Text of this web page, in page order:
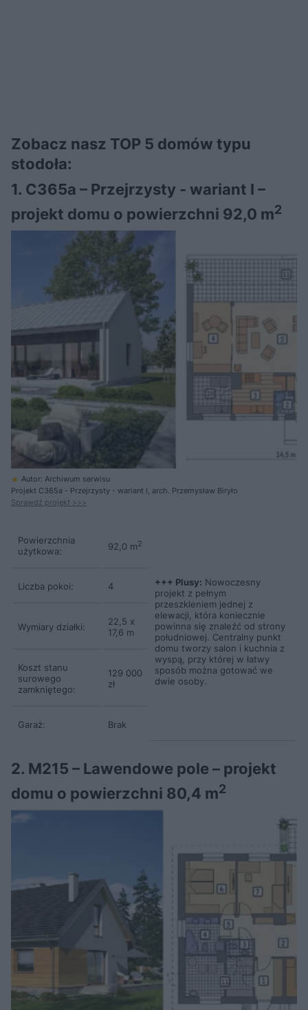
Zobacz nasz TOP 5 domów typu
stodoła:
1. C365a – Przejrzysty - wariant I –
projekt domu o powierzchni 92,0 m2
Autor: Archiwum serwisu
Projekt C365a - Przejrzysty - wariant I, arch. Przemysław Biryło
Sprawdź projekt >>>
Powierzchnia
użytkowa:
92,0 m2
+++ Plusy: Nowoczesny
projekt z pełnym
przeszkleniem jednej z
elewacji, która koniecznie
powinna się znaleźć od strony
południowej. Centralny punkt
domu tworzy salon i kuchnia z
wyspą, przy której w łatwy
sposób można gotować we
dwie osoby.
Liczba pokoi: 4
Wymiary działki:
22,5 x
17,6 m
Koszt stanu
surowego
zamkniętego:
129 000
zł
Garaż: Brak
2. M215 – Lawendowe pole – projekt
domu o powierzchni 80,4 m2